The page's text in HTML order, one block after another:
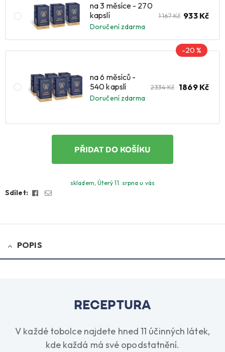
na 3 měsíce - 270
kapslí
Doručení zdarma
1 167 Kč 933 Kč
-20 %
na 6 měsíců -
540 kapslí
Doručení zdarma
2334 Kč 1869 Kč
PŘIDAT DO KOŠÍKU
skladem, Úterý 11. srpna u vás
Sdílet: Facebook
Email
POPIS
RECEPTURA
V každé tobolce najdete hned 11 účinných látek,
kde každá má své opodstatnění.